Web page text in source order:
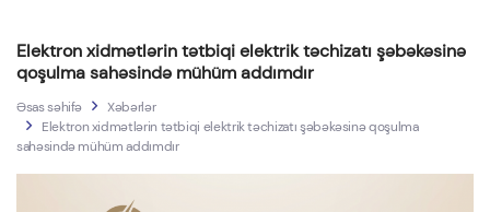
Elektron xidmətlərin tətbiqi elektrik təchizatı şəbəkəsinə
qoşulma sahəsində mühüm addımdır
Əsas səhifə
Xəbərlər
Elektron xidmətlərin tətbiqi elektrik təchizatı şəbəkəsinə qoşulma
sahəsində mühüm addımdır